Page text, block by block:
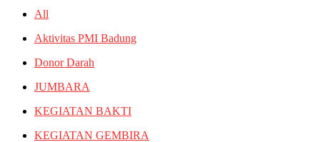
All
Aktivitas PMI Badung
Donor Darah
JUMBARA
KEGIATAN BAKTI
KEGIATAN GEMBIRA